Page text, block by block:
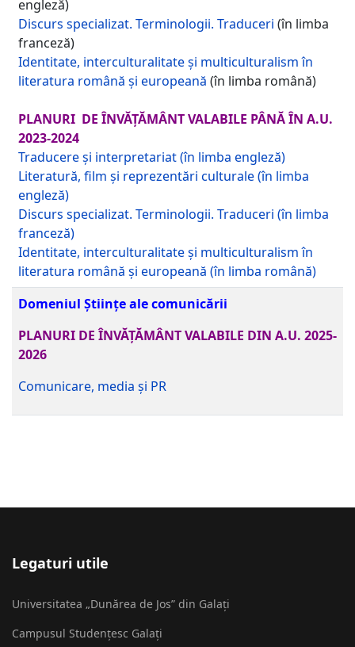
engleză)
Discurs specializat. Terminologii. Traduceri (în limba
franceză)
Identitate, interculturalitate și multiculturalism în
literatura română și europeană (în limba română)
PLANURI DE ÎNVĂȚĂMÂNT VALABILE PÂNĂ ÎN A.U.
2023-2024
Traducere și interpretariat (în limba engleză)
Literatură, film și reprezentări culturale (în limba
engleză)
Discurs specializat. Terminologii. Traduceri (în limba
franceză)
Identitate, interculturalitate și multiculturalism în
literatura română și europeană (în limba română)
Domeniul Științe ale comunicării
PLANURI DE ÎNVĂȚĂMÂNT VALABILE DIN A.U. 2025-
2026
Comunicare, media și PR
Legaturi utile
Universitatea „Dunărea de Jos” din Galați
Campusul Studențesc Galați